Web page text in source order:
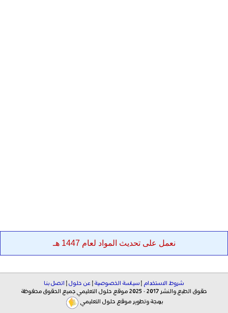
نعمل على تحديث المواد لعام 1447 هـ
شروط الاستخدام | سياسة الخصوصية | عن حلول | اتصل بنا
حقوق الطبع والنشر 2017 - 2025 موقع حلول التعليمي جميع الحقوق محفوظة
برمجة وتطوير موقع حلول التعليمي